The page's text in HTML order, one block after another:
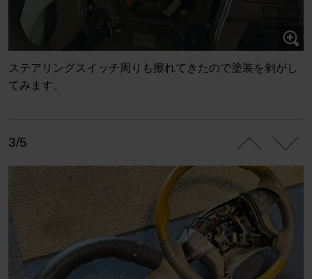
ステアリングスイッチ周りも擦れてきたので塗装を剥がし
てみます。
3/5